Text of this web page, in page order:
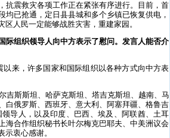
抗震救灾各项工作正在紧张有序进行。目前，首
已抢通，定日县县城和多个乡镇已恢复供电，
人民一定能够战胜灾害，重建家园。
际组织领导人向中方表示了慰问。发言人能否介
来，许多国家和国际组织以各种方式向中方表
吉斯斯坦、哈萨克斯坦、塔吉克斯坦、越南、马
白俄罗斯、西班牙、意大利、阿塞拜疆、格鲁吉
导人，以及印度、巴西、埃及、阿联酋、土耳
海合作组织秘书长叶尔梅克巴耶夫、中美洲议会
衷心感谢。